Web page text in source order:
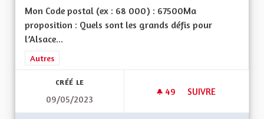
Mon Code postal (ex : 68 000) : 67500Ma
proposition : Quels sont les grands défis pour
l’Alsace...
Filtrer les résultats de la catégorie : Autres
Autres
CRÉÉ LE
09/05/2023
49 49 ABONNÉS
SUIVRE